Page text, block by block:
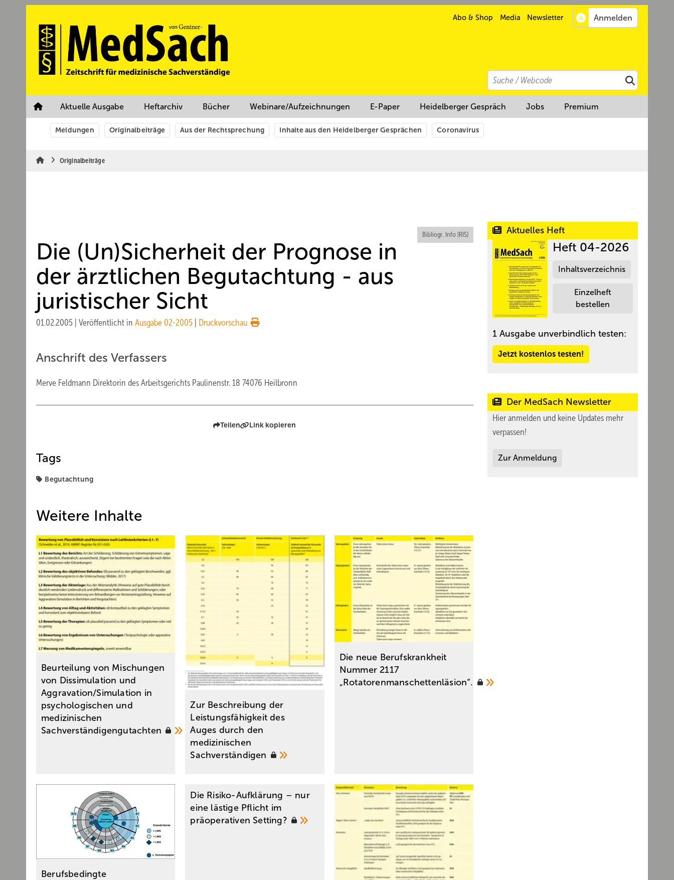
Abo & Shop Media Newsletter
Search
Suchen
Aktuelle Ausgabe Heftarchiv Bücher Webinare/Aufzeichnungen E-Paper Heidelberger Gespräch Jobs Premium
Meldungen Originalbeiträge Aus der Rechtsprechung Inhalte aus den Heidelberger Gesprächen Coronavirus
Originalbeiträge
Bibliogr. Info (RIS)
Die (Un)Sicherheit der Prognose in
der ärztlichen Begutachtung - aus
juristischer Sicht
01.02.2005 Veröffentlicht in Ausgabe 02-2005 Druckvorschau
Anschrift des Verfassers
Merve Feldmann Direktorin des Arbeitsgerichts Paulinenstr. 18 74076 Heilbronn
Teilen Link kopieren
Tags
Begutachtung
Weitere Inhalte
Beurteilung von Mischungen
von Dissimulation und
Aggravation/Simulation in
psychologischen und
medizinischen
Sachverständigengutachten
Zur Beschreibung der
Leistungsfähigkeit des
Auges durch den
medizinischen
Sachverständigen
Die neue Berufskrankheit
Nummer 2117
„Rotatorenmanschettenläsion“.
Berufsbedingte
Die Risiko-Aufklärung – nur
eine lästige Pflicht im
präoperativen Setting?
Aktuelles Heft
Heft 04-2026
Inhaltsverzeichnis
Einzelheft
bestellen
1 Ausgabe unverbindlich testen:
Jetzt kostenlos testen!
Der MedSach Newsletter
Hier anmelden und keine Updates mehr
verpassen!
Zur Anmeldung